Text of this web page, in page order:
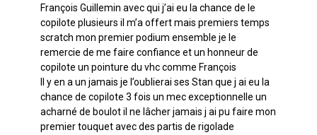
François Guillemin avec qui j’ai eu la chance de le
copilote plusieurs il m’a offert mais premiers temps
scratch mon premier podium ensemble je le
remercie de me faire confiance et un honneur de
copilote un pointure du vhc comme François
Il y en a un jamais je l’oublierai ses Stan que j ai eu la
chance de copilote 3 fois un mec exceptionnelle un
acharné de boulot il ne lâcher jamais j ai pu faire mon
premier touquet avec des partis de rigolade